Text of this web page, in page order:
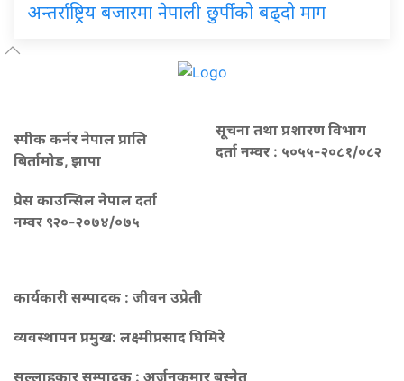
अन्तर्राष्ट्रिय बजारमा नेपाली छुर्पीको बढ्दो माग
स्पीक कर्नर नेपाल प्रालि
बिर्तामोड, झापा
प्रेस काउन्सिल नेपाल दर्ता
नम्वर ९२०-२०७४/०७५
सूचना तथा प्रशारण विभाग
दर्ता नम्वर : ५०५५-२०८१/०८२
कार्यकारी सम्पादक : जीवन उप्रेती
व्यवस्थापन प्रमुख: लक्ष्मीप्रसाद घिमिरे
सल्लाहकार सम्पादक : अर्जुनकुमार बस्नेत